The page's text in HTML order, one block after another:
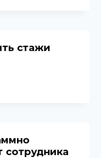
стажи
сотрудника